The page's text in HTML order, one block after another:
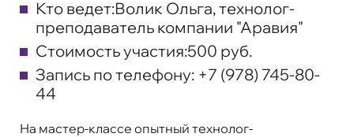
Кто ведет:Волик Ольга, технолог-
преподаватель компании "Аравия"
Стоимость участия:500 руб.
Запись по телефону: +7 (978) 745-80-
44
На мастер-классе опытный технолог-